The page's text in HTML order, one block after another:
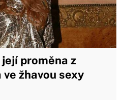
proměna z
žhavou sexy